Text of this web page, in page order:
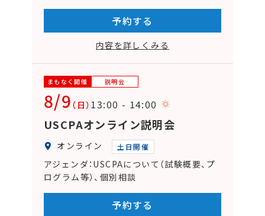
予約する
内容を詳しくみる
まもなく開催 説明会
8/9 （日） 13:00 - 14:00
USCPAオンライン説明会
オンライン 土日開催
アジェンダ：USCPAについて（試験概要、プ
ログラム等）、個別相談
予約する